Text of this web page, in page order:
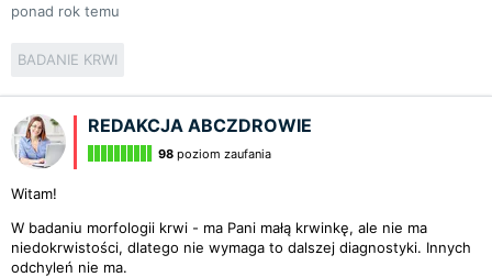
ponad rok temu
BADANIE KRWI
REDAKCJA ABCZDROWIE
98 poziom zaufania
Witam!
W badaniu morfologii krwi - ma Pani małą krwinkę, ale nie ma
niedokrwistości, dlatego nie wymaga to dalszej diagnostyki. Innych
odchyleń nie ma.